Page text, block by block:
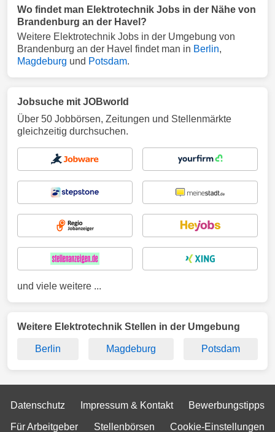
Wo findet man Elektrotechnik Jobs in der Nähe von
Brandenburg an der Havel?
Weitere Elektrotechnik Jobs in der Umgebung von
Brandenburg an der Havel findet man in Berlin,
Magdeburg und Potsdam.
Jobsuche mit JOBworld
Über 50 Jobbörsen, Zeitungen und Stellenmärkte
gleichzeitig durchsuchen.
und viele weitere ...
Weitere Elektrotechnik Stellen in der Umgebung
Berlin Magdeburg Potsdam
Datenschutz Impressum & Kontakt Bewerbungstipps
Für Arbeitgeber Stellenbörsen Cookie-Einstellungen